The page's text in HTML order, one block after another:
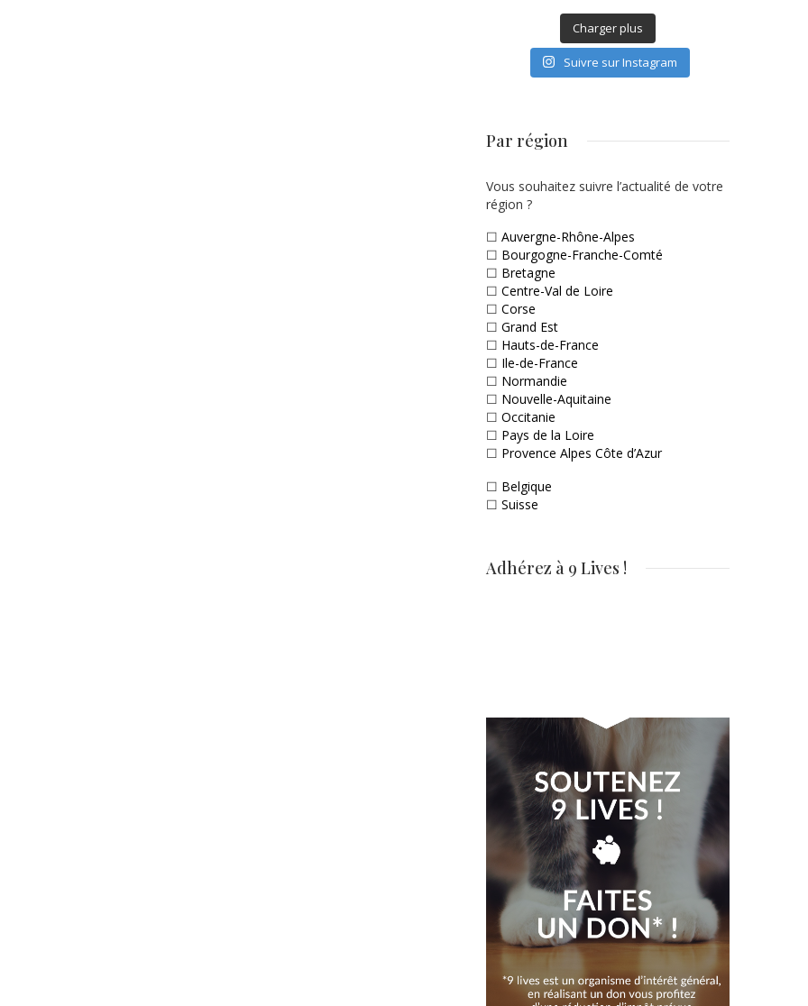
Charger plus
Suivre sur Instagram
Par région
Vous souhaitez suivre l’actualité de votre
région ?
☐ Auvergne-Rhône-Alpes
☐ Bourgogne-Franche-Comté
☐ Bretagne
☐ Centre-Val de Loire
☐ Corse
☐ Grand Est
☐ Hauts-de-France
☐ Ile-de-France
☐ Normandie
☐ Nouvelle-Aquitaine
☐ Occitanie
☐ Pays de la Loire
☐ Provence Alpes Côte d’Azur
☐ Belgique
☐ Suisse
Adhérez à 9 Lives !